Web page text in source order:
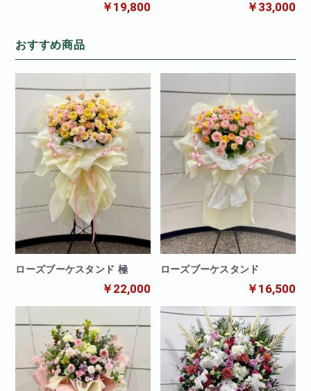
￥19,800 ￥33,000
おすすめ商品
ローズブーケスタンド 極
￥22,000
ローズブーケスタンド
￥16,500